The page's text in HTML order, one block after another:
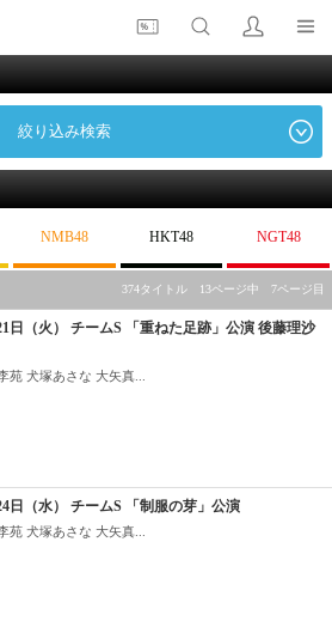
絞り込み検索
NMB48 HKT48 NGT48
374タイトル 13ページ中 7ページ目
日（火） チームS 「重ねた足跡」公演 後藤理沙
苑 犬塚あさな 大矢真...
日（水） チームS 「制服の芽」公演
苑 犬塚あさな 大矢真...